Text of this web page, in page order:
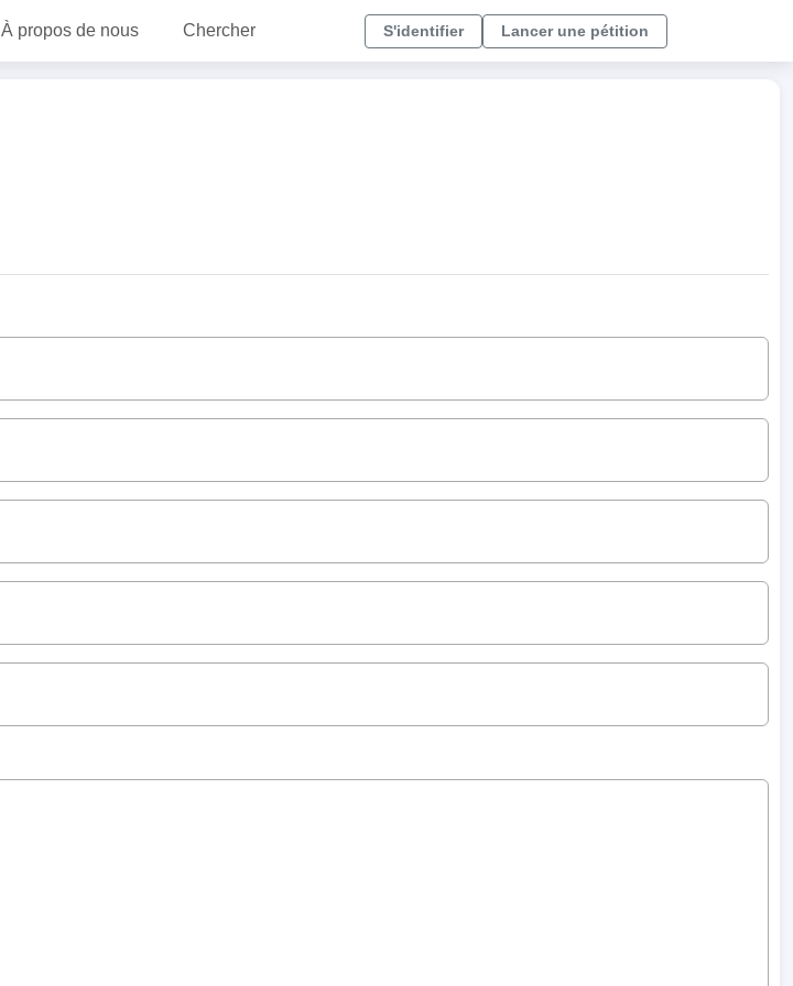
À propos de nous Chercher S'identifier Lancer une pétition